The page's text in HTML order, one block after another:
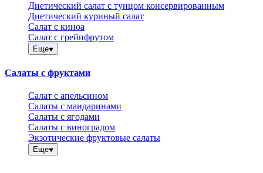
Диетический салат с тунцом консервированным
Диетический куриный салат
Салат с киноа
Салат с грейпфрутом
Еще
Салаты с фруктами
Салат с апельсином
Салаты с мандаринами
Салаты с ягодами
Салаты с виноградом
Экзотические фруктовые салаты
Еще